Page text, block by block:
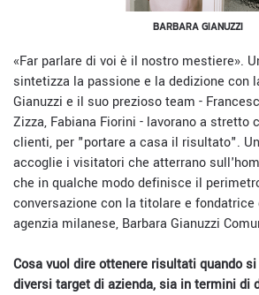
BARBARA GIANUZZI
«Far parlare di voi è il nostro mestiere».
sintetizza la passione e la dedizione con
Gianuzzi e il suo prezioso team -
Zizza, Fabiana Fiorini - lavorano a stretto
clienti, per "portare a casa il risultato".
accoglie i visitatori che atterrano
che in qualche modo definisce il
conversazione con la titolare e
agenzia milanese, Barbara Gianuzzi
Cosa vuol dire ottenere risultati quando
diversi target di azienda, sia in termini di